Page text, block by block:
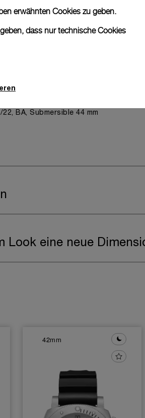
inbegriffen
ohne die ästhetische Identität der
BA, Submersible 44 mm
Look eine neue
42mm
erwähnten Cookies zu geben.
dass nur technische Cookies